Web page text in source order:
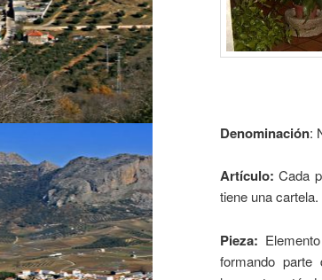
Denominación:
Artículo: Cada
tiene una cartela.
Pieza:
formando